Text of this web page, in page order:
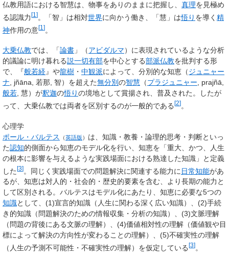
仏教用語における智慧は、物事をありのままに把握し、 真理を見極め
る認識力 [1 ] 。「智」は相対世界に向かう働き、「慧」は悟り を導く 精
神作用の意[1 ] 。
大乗仏教では、「論書 」（アビダルマ）に表現されているような分析
的議論に明け暮れる説一切有部を中心とする部派仏教を批判する形
で、『般若経』や龍樹 ・ 中観派によって、分別的な知恵（ジュニャー
ナ, jñāna, 若那, 智）を超えた無分別の智慧 （プラジュニャー, prajñā,
般若, 慧）が釈迦の悟りの境地として賞揚され、普及された。したが
って、大乗仏教では両者を区別するのが一般的である [2] 。
心理学
ポール・バルテス
（英語版 ） は、知識・教養・論理的思考・判断といっ
た認知的側面から知恵のモデル化を行い、知恵を「重大、かつ、人生
の根本に影響を与えるような実践場面における熟達した知識」と定義
した[3]。同じく実践場面での問題解決に関連する能力に 日常知能があ
るが、知恵は対人的・社会的・歴史的要素を含む、より長期の能力と
して区別される。バルテスはモデル化にあたり、知恵に必要な5つの
知識として、(1)宣言的知識（人生に関わる深く広い知識）、(2)手続
き的知識（問題解決のための情報収集・分析の知識）、(3)文脈理解
（問題の背後にある文脈の理解）、(4)価値相対性の理解（価値観や目
標によって解決の方向性が変わることの理解）、(5)不確実性の理解
（人生の予測不可能性・不確実性の理解）を仮定している [3] 。